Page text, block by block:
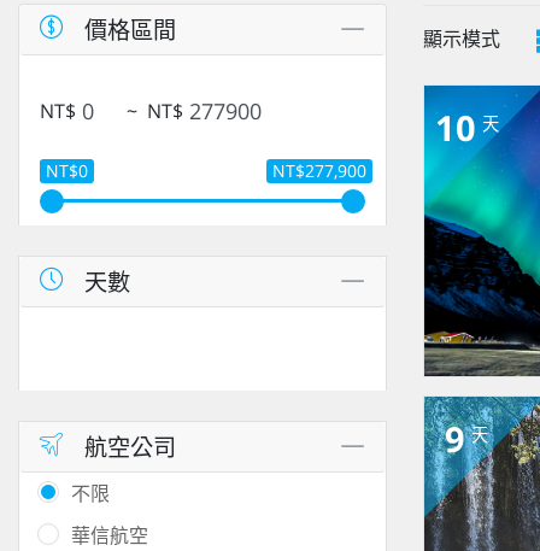
價格區間
NT$ ~ NT$
NT$0 NT$277,900
天數
航空公司
不限
華信航空
顯示模式
10 天
9 天